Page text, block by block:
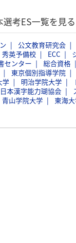
考ES一覧を見る
公文教育研究会
秀英予備校 ECC
センター 総合資格
東京個別指導学院
学 明治学院大学
日本漢字能力瑚協会
青山学院大学 東海